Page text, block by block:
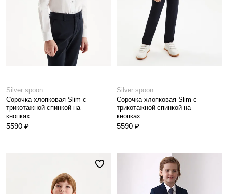
Silver spoon
Сорочка хлопковая Slim с
трикотажной спинкой на
кнопках
5590 ₽
Silver spoon
Сорочка хлопковая Slim с
трикотажной спинкой на
кнопках
5590 ₽